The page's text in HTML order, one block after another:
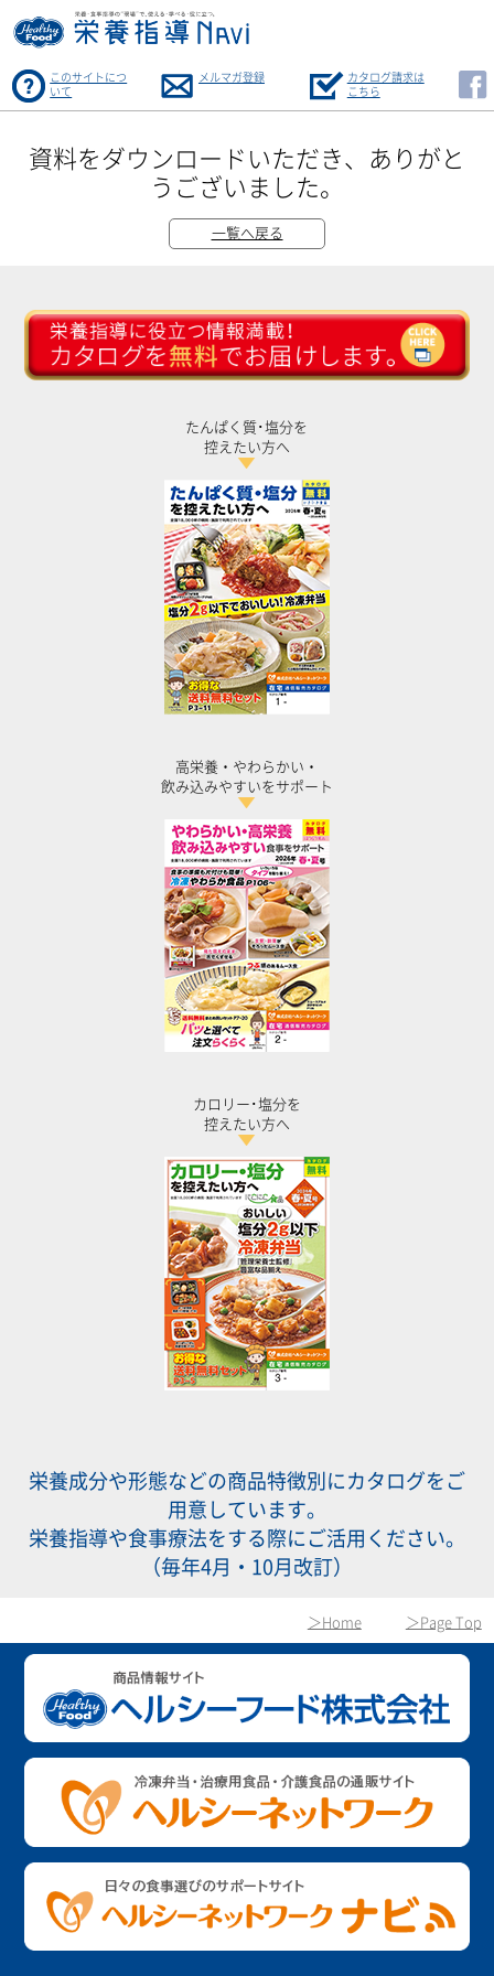
このサイトにつ
いて
メルマガ登録
カタログ請求は
こちら
資料をダウンロードいただき、ありがと
うございました。
一覧へ戻る
たんぱく質･塩分を
控えたい方へ
高栄養・やわらかい・
飲み込みやすいをサポート
カロリー･塩分を
控えたい方へ
栄養成分や形態などの商品特徴別にカタログをご
用意しています。
栄養指導や食事療法をする際にご活用ください。
（毎年4月・10月改訂）
＞Page Top
＞Home